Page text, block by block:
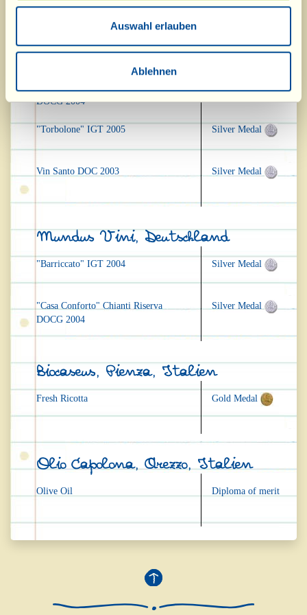
Auswahl erlauben
Ablehnen
Expovina, Zürich, Schweiz
"Barriccato" 2004
"Casa Conforto" Chianti Riserva
DOCG 2004
"Torbolone" IGT 2005
Vin Santo DOC 2003
Gold Medal
Silver Medal
Silver Medal
Silver Medal
Mundus Vini, Deutschland
"Barriccato" IGT 2004
"Casa Conforto" Chianti Riserva
DOCG 2004
Silver Medal
Silver Medal
Biocaseus, Pienza, Italien
Fresh Ricotta Gold Medal
Olio Capolona, Arezzo, Italien
Olive Oil Diploma of merit